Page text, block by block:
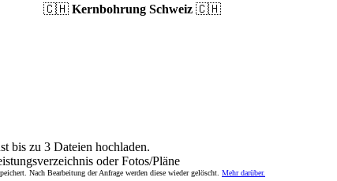
🇨🇭 Kernbohrung Schweiz🇨🇭
bis zu 3 Dateien hochladen.
oder Fotos/Pläne
Nach Bearbeitung der Anfrage werden diese wieder gelöscht. Mehr darüber.